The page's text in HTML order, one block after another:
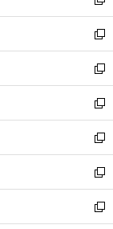
開
く
ウ
で
開
く
ン
ド
ウ
で
開
く
ウ
ィ
ン
ド
ウ
で
開
く
し
い
ウ
ィ
ン
ド
ウ
で
開
く
新
し
い
ウ
ィ
ン
ド
ウ
で
開
く
新
し
い
ウ
ィ
ン
ド
ウ
で
開
新
し
い
ウ
ィ
ン
ド
ウ
新
し
い
ウ
ィ
ン
新
し
い
ウ
新